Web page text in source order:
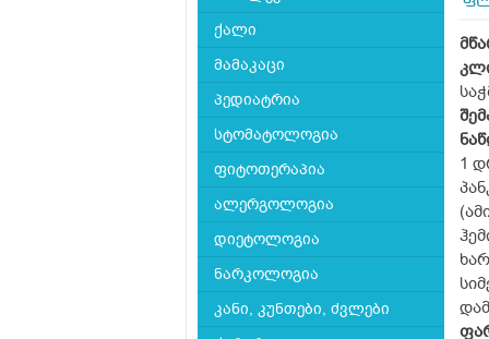
ქალი
მამაკაცი
პედიატრია
სტომატოლოგია
ფიტოთერაპია
ალერგოლოგია
დიეტოლოგია
ნარკოლოგია
კანი, კუნთები, ძვლები
1